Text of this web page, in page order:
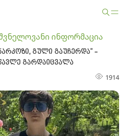
ინფორმაცია
გული გაუჩერდა" -
გარდაიცვალა
1914